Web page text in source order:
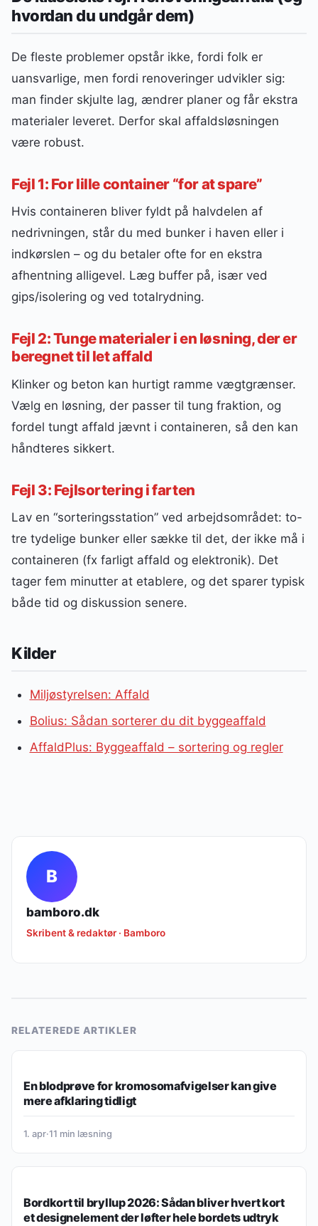
hvordan du undgår dem)
De fleste problemer opstår ikke, fordi folk er
uansvarlige, men fordi renoveringer udvikler sig:
man finder skjulte lag, ændrer planer og får ekstra
materialer leveret. Derfor skal affaldsløsningen
være robust.
Fejl 1: For lille container “for at spare”
Hvis containeren bliver fyldt på halvdelen af
nedrivningen, står du med bunker i haven eller i
indkørslen – og du betaler ofte for en ekstra
afhentning alligevel. Læg buffer på, især ved
gips/isolering og ved totalrydning.
Fejl 2: Tunge materialer i en løsning, der er
beregnet til let affald
Klinker og beton kan hurtigt ramme vægtgrænser.
Vælg en løsning, der passer til tung fraktion, og
fordel tungt affald jævnt i containeren, så den kan
håndteres sikkert.
Fejl 3: Fejlsortering i farten
Lav en “sorteringsstation” ved arbejdsområdet: to-
tre tydelige bunker eller sække til det, der ikke må i
containeren (fx farligt affald og elektronik). Det
tager fem minutter at etablere, og det sparer typisk
både tid og diskussion senere.
Kilder
Miljøstyrelsen: Affald
Bolius: Sådan sorterer du dit byggeaffald
AffaldPlus: Byggeaffald – sortering og regler
B
bamboro.dk
Skribent & redaktør · Bamboro
RELATEREDE ARTIKLER
En blodprøve for kromosomafvigelser kan give
mere afklaring tidligt
1. apr·11 min læsning
Bordkort til bryllup 2026: Sådan bliver hvert kort
et designelement der løfter hele bordets udtryk